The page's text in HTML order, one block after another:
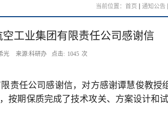
当前位置： 首页 通知公告
工业集团有限责任公司感谢信
光 来源:科研办 点击: 1045 次
责任公司感谢信，对方感谢谭慧俊教授
按期保质完成了技术攻关、方案设计和